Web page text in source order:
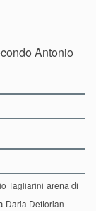
Antonio
Tagliarini arena di
Daria Deflorian